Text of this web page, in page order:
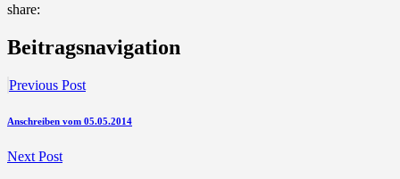
share:
Beitragsnavigation
Previous Post
Anschreiben vom 05.05.2014
Next Post